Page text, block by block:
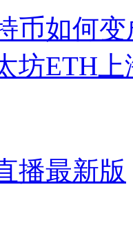
币如何
坊ETH
播最新版